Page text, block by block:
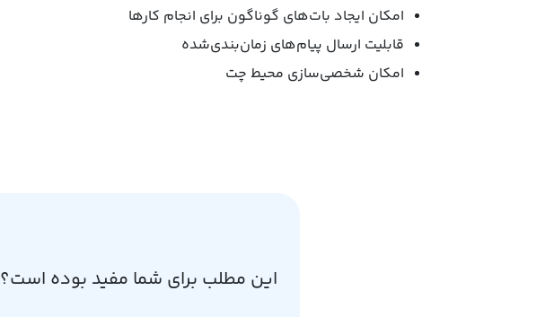
امکان ایجاد بات‌های گوناگون برای انجام کارها
قابلیت ارسال پیام‌های زمان‌بندی‌شده
امکان شخصی‌سازی محیط چت
این مطلب برای شما مفید بوده است؟